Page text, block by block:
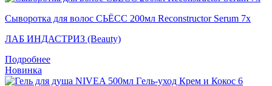
Сыворотка для волос СЬЁСС 200мл Reconstructor Serum 7x
ЛАБ ИНДАСТРИЗ (Beauty)
Подробнее
Новинка